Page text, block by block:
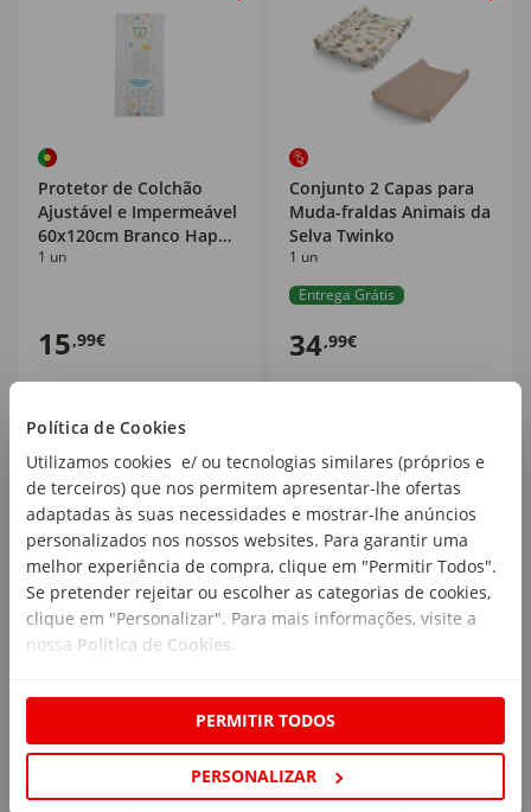
Política de Cookies
Utilizamos cookies e/ ou tecnologias similares (próprios e
de terceiros) que nos permitem apresentar-lhe ofertas
adaptadas às suas necessidades e mostrar-lhe anúncios
personalizados nos nossos websites. Para garantir uma
melhor experiência de compra, clique em "Permitir Todos".
Se pretender rejeitar ou escolher as categorias de cookies,
clique em "Personalizar". Para mais informações, visite a
nossa Política de Cookies
PERMITIR TODOS
PERSONALIZAR
Protetor de Colchão
Ajustável e Impermeável
60x120cm Branco Happy
Bear
1 un
15,99€
Conjunto 2 Capas para
Muda-fraldas Animais da
Selva Twinko
1 un
Entrega Grátis
34,99€
Saco de Dormir Leve
Cinza Twinko
Saco de Dormir com
Pernas Animais da Selva
S Twinko
1 un